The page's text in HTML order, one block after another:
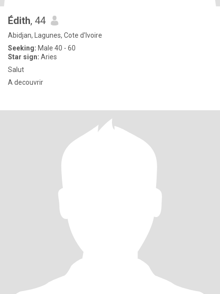
Édith, 44
Abidjan, Lagunes, Cote d'Ivoire
Seeking: Male 40 - 60
Star sign: Aries
Salut
A decouvrir